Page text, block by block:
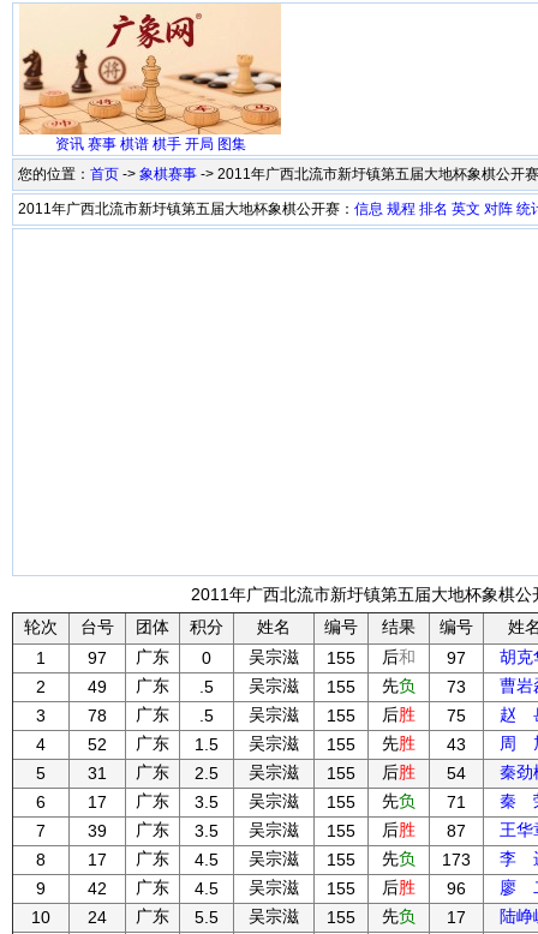
资讯 赛事 棋谱 棋手 开局 图集
您的位置： 首页 -> 象棋赛事 -> 2011年广西北流市新圩镇第五届大地杯象棋公开
2011年广西北流市新圩镇第五届大地杯象棋公开赛： 信息 规程 排名 英文 对阵 统
2011年广西北流市新圩镇第五届大地杯象棋公
轮次
台号 团体 积分 姓名 编号 结果 编号
姓
1
97 广东 0 吴宗滋 155 后和 97
胡克
2
49 广东 .5 吴宗滋 155 先负 73
曹岩
3
78 广东 .5 吴宗滋 155 后胜 75
赵
4
52 广东 1.5 吴宗滋 155 先胜 43
周
5
31 广东 2.5 吴宗滋 155 后胜 54
秦劲
6
17 广东 3.5 吴宗滋 155 先负 71
秦
7
39 广东 3.5 吴宗滋 155 后胜 87
王华
8
17 广东 4.5 吴宗滋 155 先负 173
李
9
42 广东 4.5 吴宗滋 155 后胜 96
廖
10
24 广东 5.5 吴宗滋 155 先负 17
陆峥